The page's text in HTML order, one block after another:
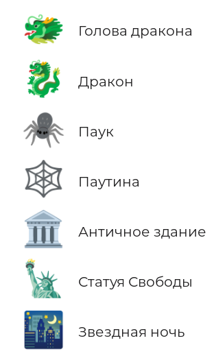
🐲 Голова дракона
🐉 Дракон
🕷️ Паук
🕸️ Паутина
🏛️ Античное здание
🗽 Статуя Свободы
🌃 Звездная ночь